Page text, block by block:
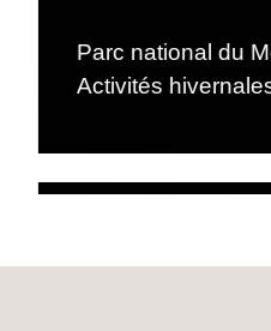
Parc national du
Activités